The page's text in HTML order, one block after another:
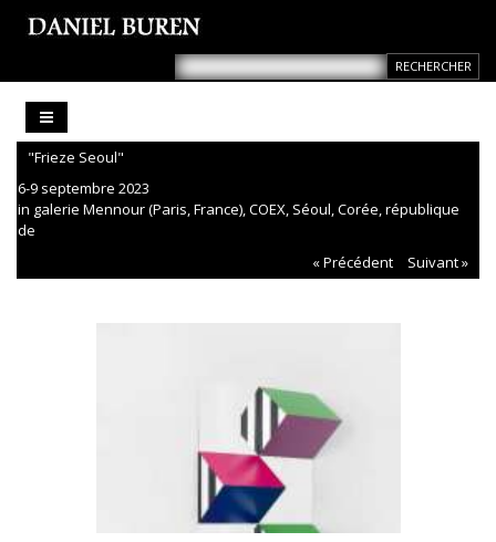
"Frieze Seoul"
6-9 septembre 2023
in galerie Mennour (Paris, France), COEX, Séoul, Corée, république
de
« Précédent
Suivant »